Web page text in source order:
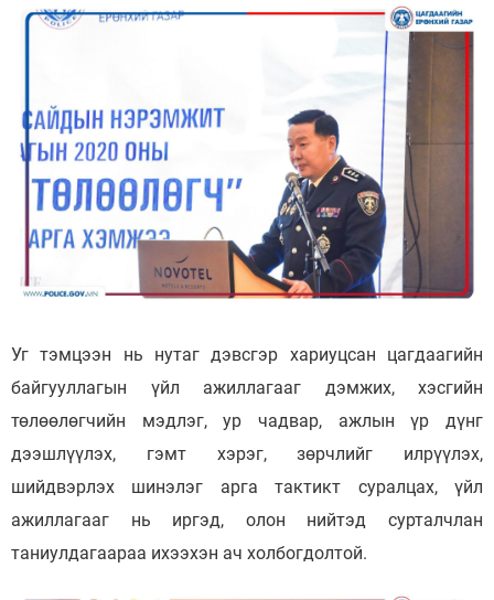
Уг тэмцээн нь нутаг дэвсгэр хариуцсан цагдаагийн
байгууллагын үйл ажиллагааг дэмжих, хэсгийн
төлөөлөгчийн мэдлэг, ур чадвар, ажлын үр дүнг
дээшлүүлэх, гэмт хэрэг, зөрчлийг илрүүлэх,
шийдвэрлэх шинэлэг арга тактикт суралцах, үйл
ажиллагааг нь иргэд, олон нийтэд сурталчлан
таниулдагаараа ихээхэн ач холбогдолтой.